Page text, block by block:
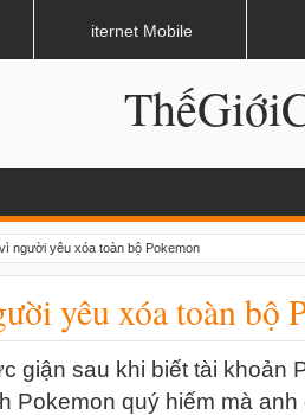
người yêu xóa toàn bộ Pokemon
yêu xóa toàn bộ
giận sau khi biết tài khoản
Pokemon quý hiếm mà
iternet Mobile